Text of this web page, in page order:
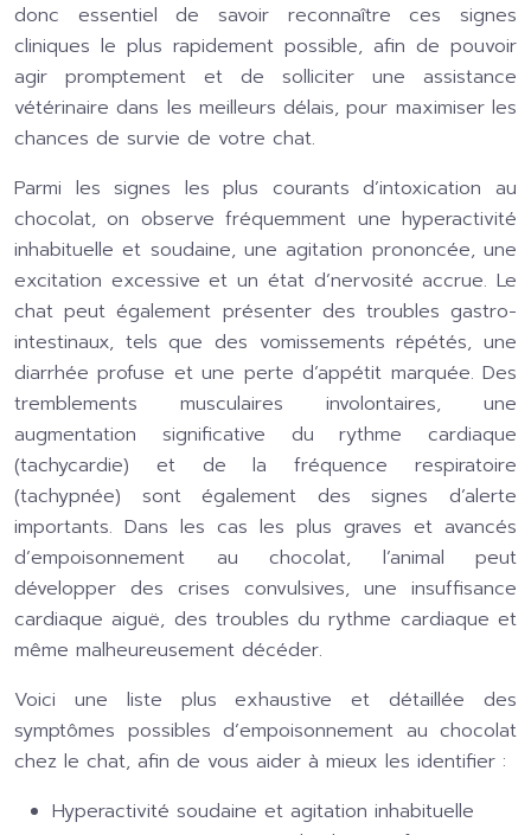
donc essentiel de savoir reconnaître ces signes
cliniques le plus rapidement possible, afin de pouvoir
agir promptement et de solliciter une assistance
vétérinaire dans les meilleurs délais, pour maximiser les
chances de survie de votre chat.
Parmi les signes les plus courants d’intoxication au
chocolat, on observe fréquemment une hyperactivité
inhabituelle et soudaine, une agitation prononcée, une
excitation excessive et un état d’nervosité accrue. Le
chat peut également présenter des troubles gastro-
intestinaux, tels que des vomissements répétés, une
diarrhée profuse et une perte d’appétit marquée. Des
tremblements musculaires involontaires, une
augmentation significative du rythme cardiaque
(tachycardie) et de la fréquence respiratoire
(tachypnée) sont également des signes d’alerte
importants. Dans les cas les plus graves et avancés
d’empoisonnement au chocolat, l’animal peut
développer des crises convulsives, une insuffisance
cardiaque aiguë, des troubles du rythme cardiaque et
même malheureusement décéder.
Voici une liste plus exhaustive et détaillée des
symptômes possibles d’empoisonnement au chocolat
chez le chat, afin de vous aider à mieux les identifier :
Hyperactivité soudaine et agitation inhabituelle